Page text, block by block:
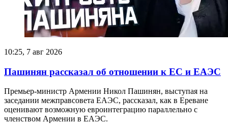
10:25, 7 авг 2026
Пашинян рассказал об отношении к ЕС и ЕАЭС
Премьер-министр Армении Никол Пашинян, выступая на
заседании межправсовета ЕАЭС, рассказал, как в Ереване
оценивают возможную евроинтеграцию параллельно с
членством Армении в ЕАЭС.